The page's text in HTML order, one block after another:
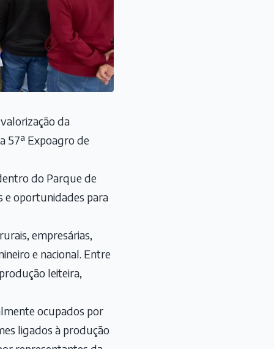
da
57ª Expoagro de
do Parque de
e oportunidades para
empresárias,
e nacional. Entre
leiteira,
ocupados por
ligados à produção